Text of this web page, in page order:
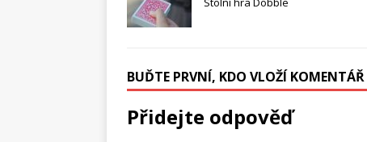
BUĎTE PRVNÍ, KDO VLOŽÍ KOMENTÁŘ
Přidejte odpověď